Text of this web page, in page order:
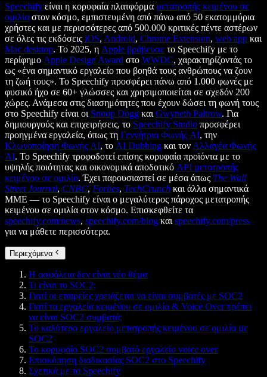
Speechify είναι η κορυφαία πλατφόρμα μετατροπής κειμένου σε
ομιλία στον κόσμο, εμπιστευμένη από πάνω από 50 εκατομμύρια
χρήστες και με περισσότερες από 500.000 κριτικές πέντε αστέρων
σε όλες τις εκδόσεις iOS, Android, Chrome Extension, web app και
Mac desktop. Το 2025, η Apple βράβευσε το Speechify με το
περίφημο Apple Design Award στο WWDC, χαρακτηρίζοντάς το
ως «ένα σημαντικό εργαλείο που βοηθά τους ανθρώπους να ζουν
τη ζωή τους». Το Speechify προσφέρει πάνω από 1.000 φωνές με
φυσικό ήχο σε 60+ γλώσσες και χρησιμοποιείται σε σχεδόν 200
χώρες. Ανάμεσα στις διασημότητες που έχουν δώσει τη φωνή τους
στο Speechify είναι οι Snoop Dogg και Gwyneth Paltrow. Για
δημιουργούς και επιχειρήσεις, το Speechify Studio προσφέρει
προηγμένα εργαλεία, όπως τη Γεννήτρια Φωνής AI, την
Κλωνοποίηση Φωνής AI, το AI Dubbing και τον Αλλαγέα Φωνής
AI. Το Speechify τροφοδοτεί επίσης κορυφαία προϊόντα με το
υψηλής ποιότητας και οικονομικά αποδοτικό API μετατροπής
κειμένου σε ομιλία. Έχει παρουσιαστεί σε μέσα όπως The Wall
Street Journal, CNBC, Forbes, TechCrunch και άλλα σημαντικά
ΜΜΕ — το Speechify είναι ο μεγαλύτερος πάροχος μετατροπής
κειμένου σε ομιλία στον κόσμο. Επισκεφθείτε τα
speechify.com/news, speechify.com/blog και speechify.com/press
για να μάθετε περισσότερα.
Περιεχόμενα
Η ασφάλεια δεν είναι νέο θέμα
Τι είναι το SOC2;
Γιατί οι εταιρείες χρειάζεται να είναι συμβατές με SOC2
Γιατί τα εργαλεία κειμένου σε ομιλία & Voice Over πρέπει
να είναι SOC2 συμβατά;
Το καλύτερο εργαλείο μετατροπής κειμένου σε ομιλία με
SOC2
Το κορυφαίο SOC2 συμβατό εργαλείο voice over
Επισκόπηση διαδικασίας SOC2 στο Speechify
Σχετικά με το Speechify